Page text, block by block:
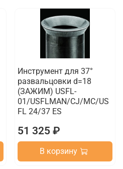
Инструмент для 37°
развальцовки d=18
(ЗАЖИМ) USFL-
01/USFLMAN/CJ/MC/US
FL 24/37 ES
51 325 ₽
В корзину